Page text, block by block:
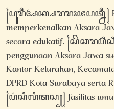
꧌ꦥꦸꦫꦷꦄꦏ꧀ꦱꦫꦫꦴꦗꦥꦠ꧀ꦤꦷ꧍
memperkenalkan Aksara
secara edukatif.
penggunaan Aksara Jawa
Kantor Kelurahan,
DPRD Kota Surabaya serta
꧌ꦥ꦳ꦱꦶꦭꦶꦠꦱ꧀꧍ fasilitas